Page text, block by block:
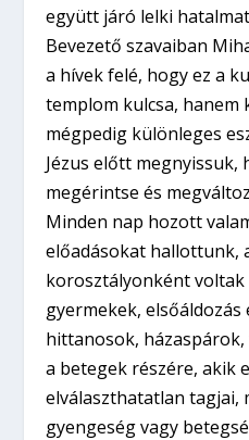
együtt járó lelki
Bevezető szavaiban
a hívek felé, hogy ez a
templom kulcsa, hanem
mégpedig különleges
Jézus előtt megnyissuk,
megérintse és
Minden nap hozott
előadásokat hallottunk,
korosztályonként voltak
gyermekek,
hittanosok,
a betegek részére, akik
elválaszthatatlan tagjai,
gyengeség vagy